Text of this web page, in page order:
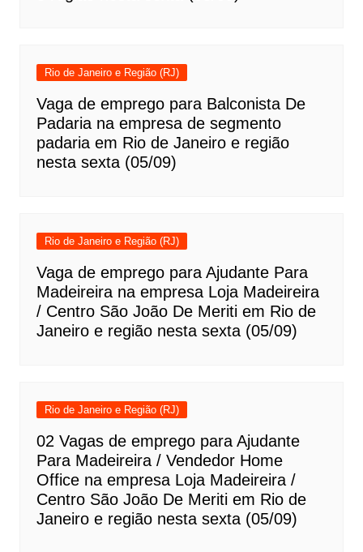
Rio de Janeiro e Região (RJ)
Vaga de emprego para Balconista De
Padaria na empresa de segmento
padaria em Rio de Janeiro e região
nesta sexta (05/09)
Rio de Janeiro e Região (RJ)
Vaga de emprego para Ajudante Para
Madeireira na empresa Loja Madeireira
/ Centro São João De Meriti em Rio de
Janeiro e região nesta sexta (05/09)
Rio de Janeiro e Região (RJ)
02 Vagas de emprego para Ajudante
Para Madeireira / Vendedor Home
Office na empresa Loja Madeireira /
Centro São João De Meriti em Rio de
Janeiro e região nesta sexta (05/09)